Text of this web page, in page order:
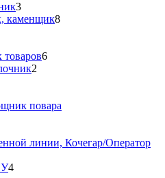
3
каменщик8
6
2
повара
линии, Кочегар/Оператор
4